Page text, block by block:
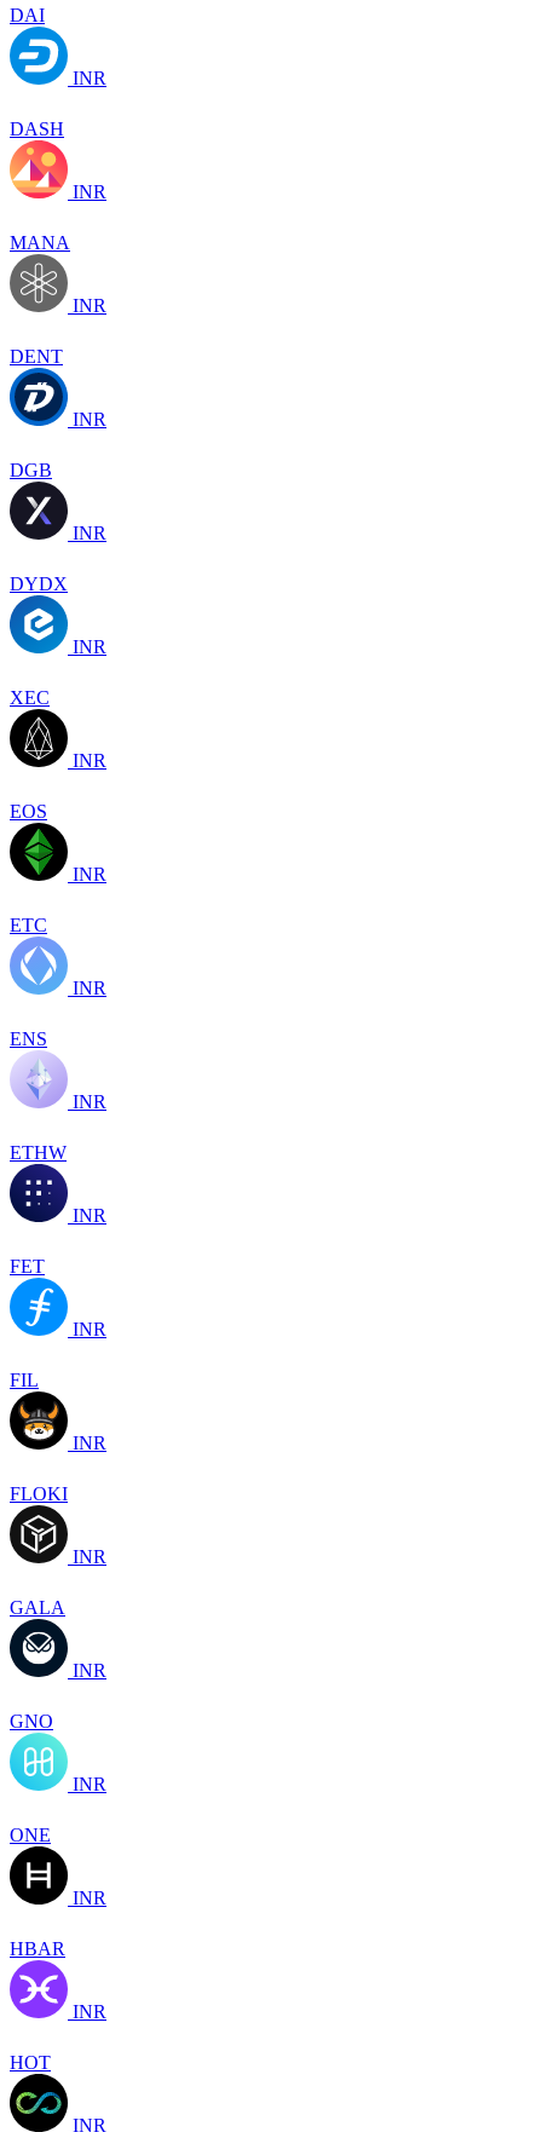
DAI
INR
DASH
INR
MANA
INR
DENT
INR
DGB
INR
DYDX
INR
XEC
INR
EOS
INR
ETC
INR
ENS
INR
ETHW
INR
FET
INR
FIL
INR
FLOKI
INR
GALA
INR
GNO
INR
ONE
INR
HBAR
INR
HOT
INR